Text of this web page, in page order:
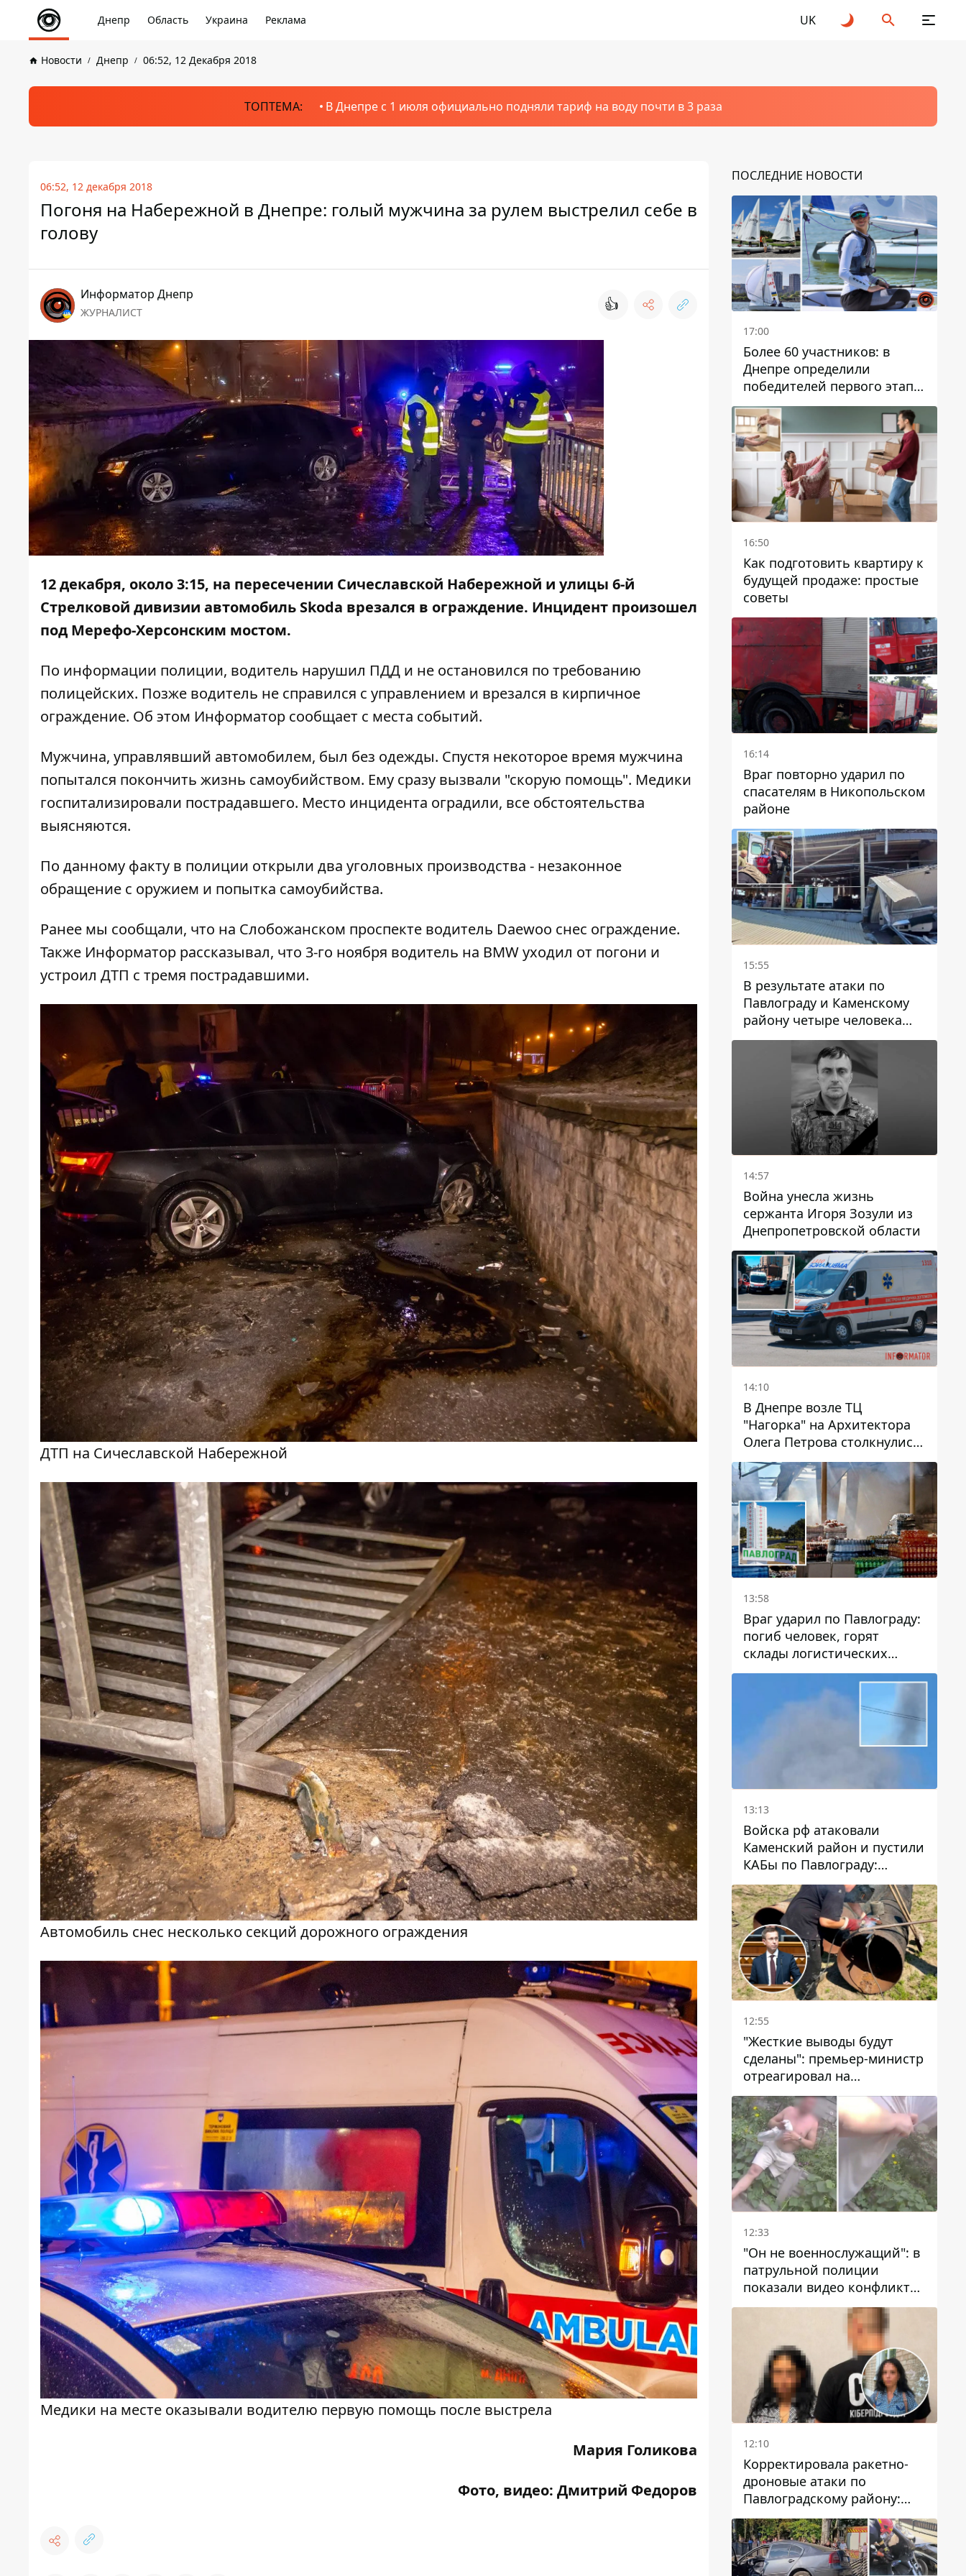
Днепр Область Украина Реклама UK
Новости Днепр 06:52, 12 Декабря 2018
ТОПТЕМА: В Днепре с 1 июля официально подняли тариф на воду почти в 3 раза
06:52, 12 декабря 2018
Погоня на Набережной в Днепре: голый мужчина за рулем выстрелил себе в
голову
Информатор Днепр
ЖУРНАЛИСТ 👍
12 декабря, около 3:15, на пересечении Сичеславской Набережной и улицы 6-й
Стрелковой дивизии автомобиль Skoda врезался в ограждение. Инцидент произошел
под Мерефо-Херсонским мостом.
По информации полиции, водитель нарушил ПДД и не остановился по требованию
полицейских. Позже водитель не справился с управлением и врезался в кирпичное
ограждение. Об этом Информатор сообщает с места событий.
Мужчина, управлявший автомобилем, был без одежды. Спустя некоторое время мужчина
попытался покончить жизнь самоубийством. Ему сразу вызвали "скорую помощь". Медики
госпитализировали пострадавшего. Место инцидента оградили, все обстоятельства
выясняются.
По данному факту в полиции открыли два уголовных производства - незаконное
обращение с оружием и попытка самоубийства.
Ранее мы сообщали, что на Слобожанском проспекте водитель Daewoo снес ограждение.
Также Информатор рассказывал, что 3-го ноября водитель на BMW уходил от погони и
устроил ДТП с тремя пострадавшими.
ДТП на Сичеславской Набережной
Автомобиль снес несколько секций дорожного ограждения
Медики на месте оказывали водителю первую помощь после выстрела
Мария Голикова
Фото, видео: Дмитрий Федоров
ПОСЛЕДНИЕ НОВОСТИ
17:00
Более 60 участников: в
Днепре определили
победителей первого этапа
Кубка Украины по
парусному спорту
16:50
Как подготовить квартиру к
будущей продаже: простые
советы
16:14
Враг повторно ударил по
спасателям в Никопольском
районе
15:55
В результате атаки по
Павлограду и Каменскому
району четыре человека
погибли, семеро получили
ранения
14:57
Война унесла жизнь
сержанта Игоря Зозули из
Днепропетровской области
14:10
В Днепре возле ТЦ
"Нагорка" на Архитектора
Олега Петрова столкнулись
"скорая" и Toyota: трамваи
№5 задерживаются
13:58
Враг ударил по Павлограду:
погиб человек, горят
склады логистических
компаний и магазина
13:13
Войска рф атаковали
Каменский район и пустили
КАБы по Павлограду:
пострадал мужчина, в небо
поднимается столб дыма
12:55
"Жесткие выводы будут
сделаны": премьер-министр
отреагировал на
несколькодневное
отсутствие воды в Марганце
12:33
"Он не военнослужащий": в
патрульной полиции
показали видео конфликта
с мужчиной без ноги на
проспекте Поля в Днепре
12:10
Корректировала ракетно-
дроновые атаки по
Павлоградскому району:
задержали вражескую
агентку